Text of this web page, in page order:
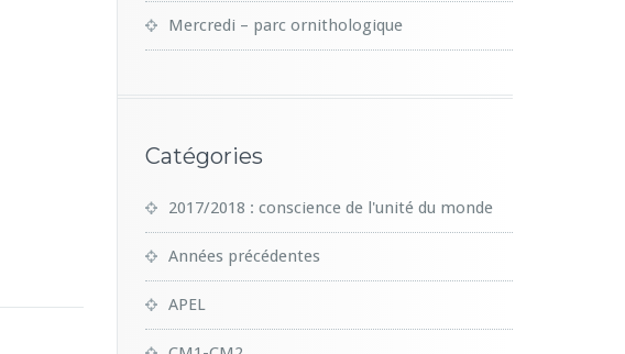
Mercredi – parc ornithologique
Catégories
2017/2018 : conscience de l'unité du monde
Années précédentes
APEL